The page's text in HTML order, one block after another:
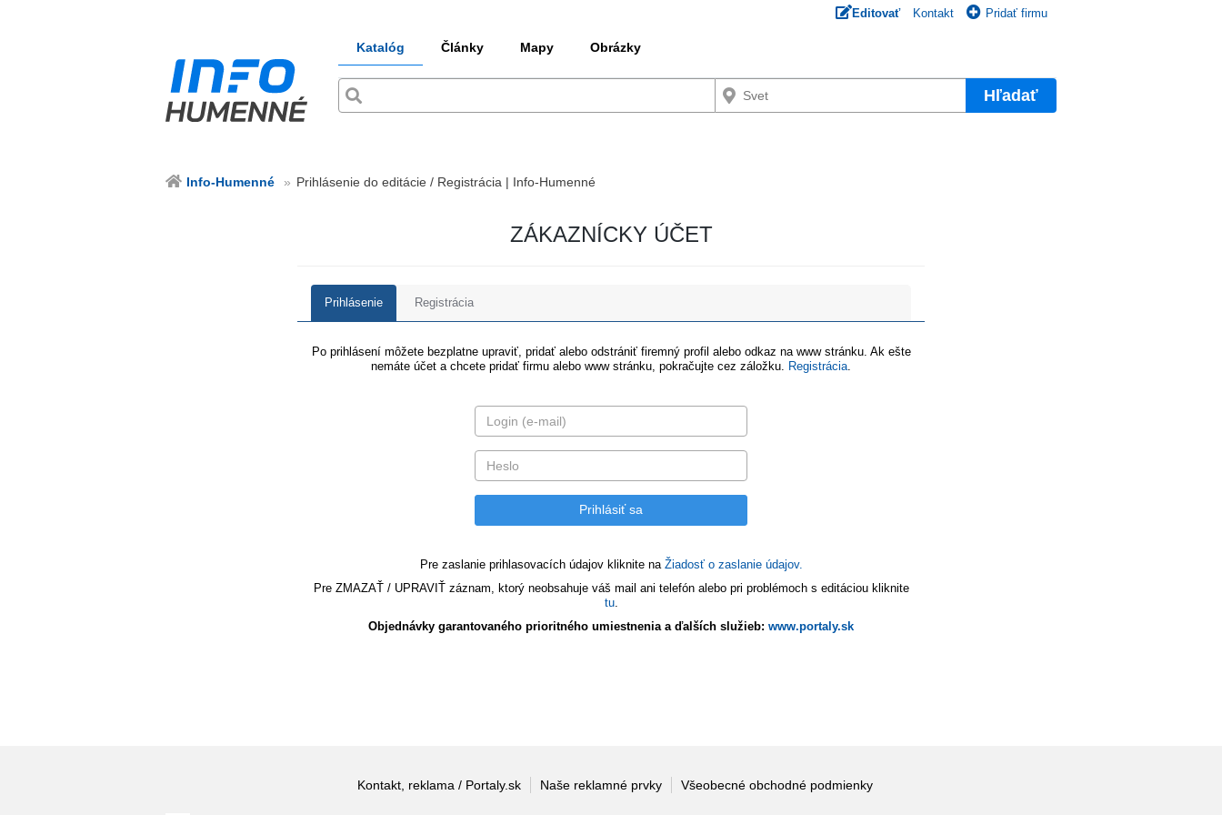
Editovať Kontakt Pridať firmu
Katalóg Články Mapy Obrázky
Hľadať
Info-Humenné Prihlásenie do editácie / Registrácia | Info-Humenné
ZÁKAZNÍCKY ÚČET
Prihlásenie Registrácia
Po prihlásení môžete bezplatne upraviť, pridať alebo odstrániť firemný profil alebo odkaz na www stránku. Ak ešte
nemáte účet a chcete pridať firmu alebo www stránku, pokračujte cez záložku.
Registrácia
Pre zaslanie prihlasovacích údajov kliknite na Žiadosť o zaslanie údajov.
Pre ZMAZAŤ / UPRAVIŤ záznam, ktorý neobsahuje váš mail ani telefón alebo pri problémoch s editáciou kliknite
tu.
Objednávky garantovaného prioritného umiestnenia a ďalších služieb: www.portaly.sk
Kontakt, reklama / Portaly.sk Naše reklamné prvky Všeobecné obchodné podmienky